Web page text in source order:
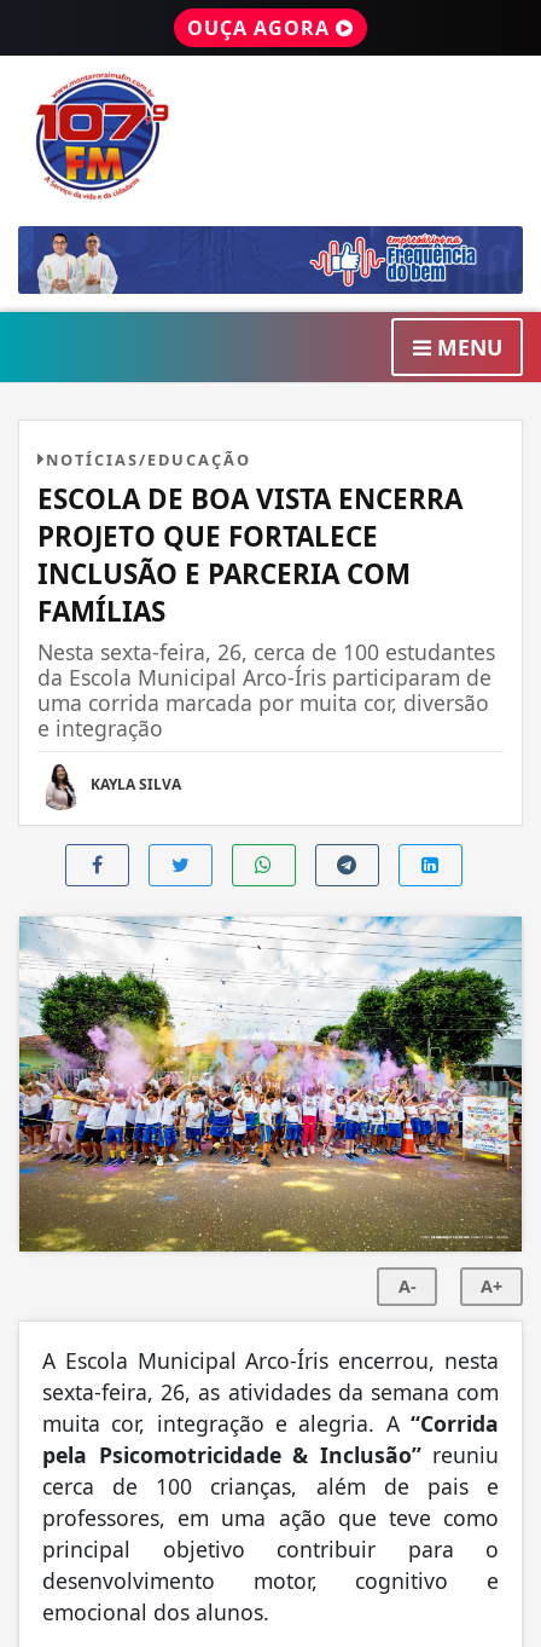
OUÇA AGORA
MENU
NOTÍCIAS/EDUCAÇÃO
ESCOLA DE BOA VISTA ENCERRA
PROJETO QUE FORTALECE
INCLUSÃO E PARCERIA COM
FAMÍLIAS
Nesta sexta-feira, 26, cerca de 100 estudantes
da Escola Municipal Arco-Íris participaram de
uma corrida marcada por muita cor, diversão
e integração
KAYLA SILVA
A- A+
A Escola Municipal Arco-Íris encerrou, nesta
sexta-feira, 26, as atividades da semana com
muita cor, integração e alegria. A “Corrida
pela Psicomotricidade & Inclusão”reuniu
cerca de 100 crianças, além de pais e
professores, em uma ação que teve como
principal objetivo contribuir para o
desenvolvimento motor, cognitivo e
emocional dos alunos.